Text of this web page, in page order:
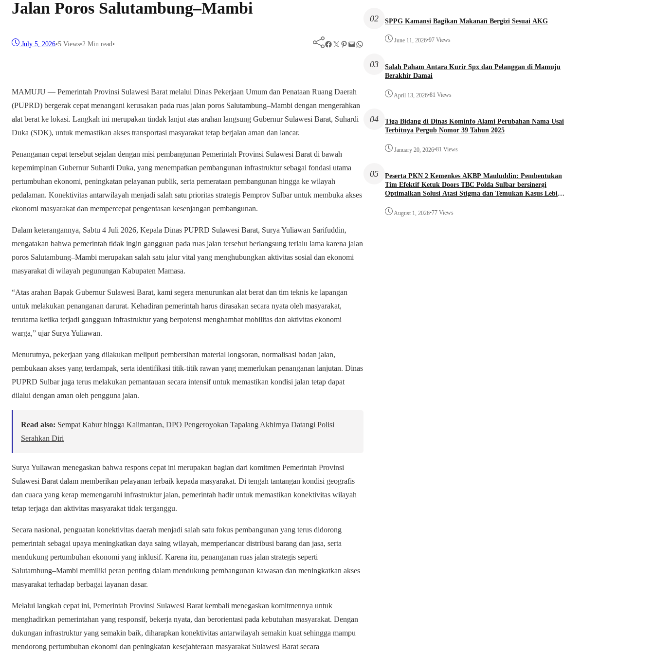
Jalan Poros Salutambung–Mambi
July 5, 2026•5 Views•2 Min read• Facebook Twitter Pinterest Mail WhatsApp
MAMUJU — Pemerintah Provinsi Sulawesi Barat melalui Dinas Pekerjaan Umum dan Penataan Ruang Daerah
(PUPRD) bergerak cepat menangani kerusakan pada ruas jalan poros Salutambung–Mambi dengan mengerahkan
alat berat ke lokasi. Langkah ini merupakan tindak lanjut atas arahan langsung Gubernur Sulawesi Barat, Suhardi
Duka (SDK), untuk memastikan akses transportasi masyarakat tetap berjalan aman dan lancar.
Penanganan cepat tersebut sejalan dengan misi pembangunan Pemerintah Provinsi Sulawesi Barat di bawah
kepemimpinan Gubernur Suhardi Duka, yang menempatkan pembangunan infrastruktur sebagai fondasi utama
pertumbuhan ekonomi, peningkatan pelayanan publik, serta pemerataan pembangunan hingga ke wilayah
pedalaman. Konektivitas antarwilayah menjadi salah satu prioritas strategis Pemprov Sulbar untuk membuka akses
ekonomi masyarakat dan mempercepat pengentasan kesenjangan pembangunan.
Dalam keterangannya, Sabtu 4 Juli 2026, Kepala Dinas PUPRD Sulawesi Barat, Surya Yuliawan Sarifuddin,
mengatakan bahwa pemerintah tidak ingin gangguan pada ruas jalan tersebut berlangsung terlalu lama karena jalan
poros Salutambung–Mambi merupakan salah satu jalur vital yang menghubungkan aktivitas sosial dan ekonomi
masyarakat di wilayah pegunungan Kabupaten Mamasa.
“Atas arahan Bapak Gubernur Sulawesi Barat, kami segera menurunkan alat berat dan tim teknis ke lapangan
untuk melakukan penanganan darurat. Kehadiran pemerintah harus dirasakan secara nyata oleh masyarakat,
terutama ketika terjadi gangguan infrastruktur yang berpotensi menghambat mobilitas dan aktivitas ekonomi
warga,” ujar Surya Yuliawan.
Menurutnya, pekerjaan yang dilakukan meliputi pembersihan material longsoran, normalisasi badan jalan,
pembukaan akses yang terdampak, serta identifikasi titik-titik rawan yang memerlukan penanganan lanjutan. Dinas
PUPRD Sulbar juga terus melakukan pemantauan secara intensif untuk memastikan kondisi jalan tetap dapat
dilalui dengan aman oleh pengguna jalan.
Read also: Sempat Kabur hingga Kalimantan, DPO Pengeroyokan Tapalang Akhirnya Datangi Polisi
Serahkan Diri
Surya Yuliawan menegaskan bahwa respons cepat ini merupakan bagian dari komitmen Pemerintah Provinsi
Sulawesi Barat dalam memberikan pelayanan terbaik kepada masyarakat. Di tengah tantangan kondisi geografis
dan cuaca yang kerap memengaruhi infrastruktur jalan, pemerintah hadir untuk memastikan konektivitas wilayah
tetap terjaga dan aktivitas masyarakat tidak terganggu.
Secara nasional, penguatan konektivitas daerah menjadi salah satu fokus pembangunan yang terus didorong
pemerintah sebagai upaya meningkatkan daya saing wilayah, memperlancar distribusi barang dan jasa, serta
mendukung pertumbuhan ekonomi yang inklusif. Karena itu, penanganan ruas jalan strategis seperti
Salutambung–Mambi memiliki peran penting dalam mendukung pembangunan kawasan dan meningkatkan akses
masyarakat terhadap berbagai layanan dasar.
Melalui langkah cepat ini, Pemerintah Provinsi Sulawesi Barat kembali menegaskan komitmennya untuk
menghadirkan pemerintahan yang responsif, bekerja nyata, dan berorientasi pada kebutuhan masyarakat. Dengan
dukungan infrastruktur yang semakin baik, diharapkan konektivitas antarwilayah semakin kuat sehingga mampu
mendorong pertumbuhan ekonomi dan peningkatan kesejahteraan masyarakat Sulawesi Barat secara
02 SPPG Kamansi Bagikan Makanan Bergizi Sesuai AKG
June 11, 2026•97 Views
03
Salah Paham Antara Kurir Spx dan Pelanggan di Mamuju
Berakhir Damai
April 13, 2026•81 Views
04
Tiga Bidang di Dinas Kominfo Alami Perubahan Nama Usai
Terbitnya Pergub Nomor 39 Tahun 2025
January 20, 2026•81 Views
05
Peserta PKN 2 Kemenkes AKBP Mauluddin: Pembentukan
Tim Efektif Ketuk Doors TBC Polda Sulbar bersinergi
Optimalkan Solusi Atasi Stigma dan Temukan Kasus Lebih
August 1, 2026•77 Views